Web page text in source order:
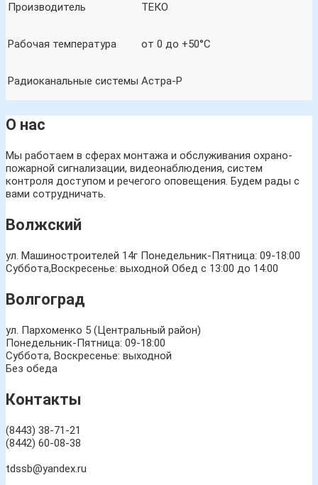
Производитель ТЕКО
Рабочая температура от 0 до +50°С
Радиоканальные системы Астра-Р
О нас
Мы работаем в сферах монтажа и обслуживания охрано-
пожарной сигнализации, видеонаблюдения, систем
контроля доступом и речегого оповещения. Будем рады с
вами сотрудничать.
Волжский
ул. Машиностроителей 14г Понедельник-Пятница: 09-18:00
Суббота,Воскресенье: выходной Обед с 13:00 до 14:00
Волгоград
ул. Пархоменко 5 (Центральный район)
Понедельник-Пятница: 09-18:00
Суббота, Воскресенье: выходной
Без обеда
Контакты
(8443) 38-71-21
(8442) 60-08-38
tdssb@yandex.ru